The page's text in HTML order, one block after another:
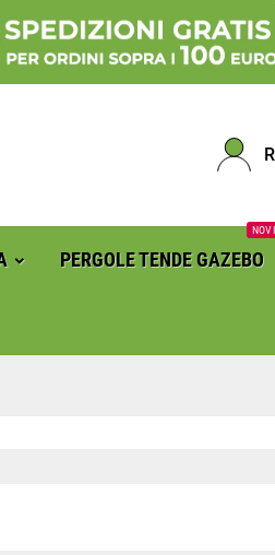
PERGOLE TENDE GAZEBO